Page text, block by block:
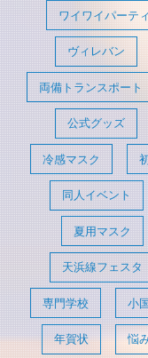
ワイワイパーテ
ヴィレバン
両備トランスポート
公式グッズ
冷感マスク
同人イベント
夏用マスク
天浜線フェスタ
専門学校 小
年賀状 悩